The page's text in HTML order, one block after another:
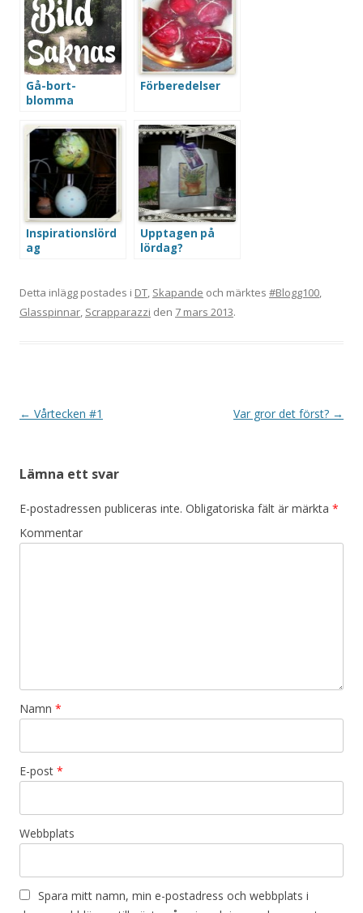
Gå-bort-
blomma
Förberedelser
Inspirationslörd
ag
Upptagen på
lördag?
Detta inlägg postades i DT, Skapande och märktes #Blogg100,
Glasspinnar, Scrapparazzi den 7 mars 2013.
Inläggsnavigering
← Vårtecken #1 Var gror det först? →
Lämna ett svar
E-postadressen publiceras inte. Obligatoriska fält är märkta *
Kommentar
Namn *
E-post *
Webbplats
Spara mitt namn, min e-postadress och webbplats i